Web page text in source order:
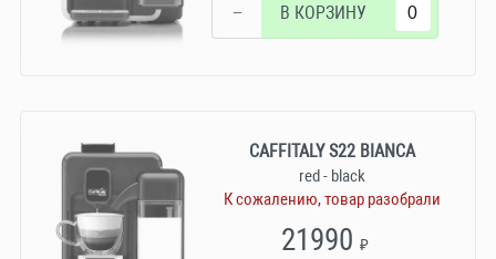
− В КОРЗИНУ
CAFFITALY S22 BIANCA
red - black
К сожалению, товар разобрали
21990₽